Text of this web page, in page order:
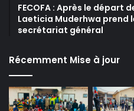
FECOFA : Après le départ
Laeticia Muderhwa prend
secrétariat général
Récemment Mise à jour